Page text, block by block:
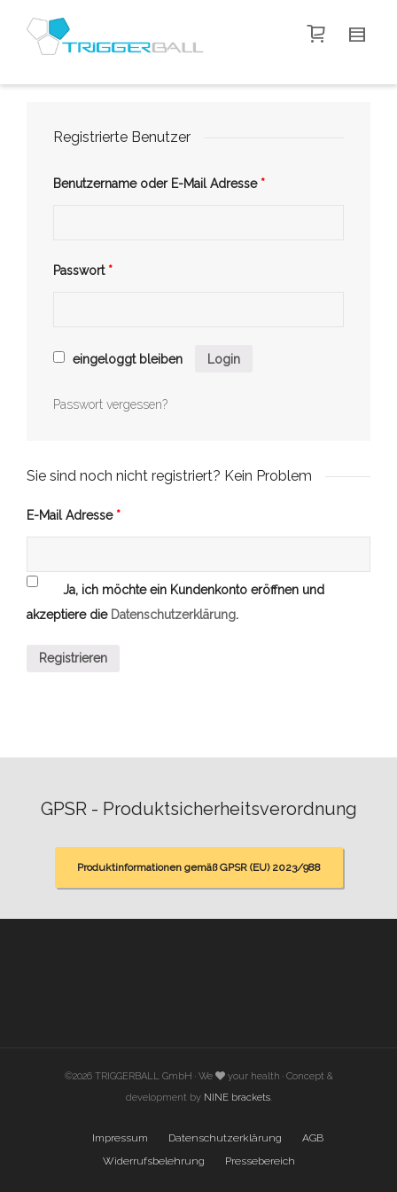
I'm looking for in a sizesize.
Show me thecolour
Registrierte Benutzer
Benutzername oder E-Mail Adresse *
Passwort *
eingeloggt bleiben Login
Passwort vergessen?
Sie sind noch nicht registriert? Kein Problem
E-Mail Adresse *
Ja, ich möchte ein Kundenkonto eröffnen und
akzeptiere die Datenschutzerklärung.
Registrieren
GPSR - Produktsicherheitsverordnung
Produktinformationen gemäß GPSR (EU) 2023/988
©2026 TRIGGERBALL GmbH · We
your health · Concept &
development by NINE brackets.
Impressum Datenschutzerklärung
AGB
Widerrufsbelehrung
Pressebereich